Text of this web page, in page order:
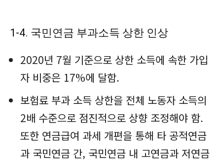
1-4. 국민연금 부과소득 상한 인상
2020년 7월 기준으로 상한 소득에 속한 가입
자 비중은 17%에 달함.
보험료 부과 소득 상한을 전체 노동자 소득의
2배 수준으로 점진적으로 상향 조정해야 함.
또한 연금급여 과세 개편을 통해 타 공적연금
과 국민연금 간, 국민연금 내 고연금과 저연금